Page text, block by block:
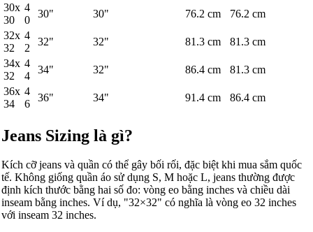
30x
30
4
0
30" 30" 76.2 cm 76.2 cm
32x
32
4
2
32" 32" 81.3cm 81.3cm
34x
32
4
4
34" 32" 86.4cm 81.3cm
36x
34
4
6
36" 34" 91.4cm 86.4cm
Jeans Sizing là gì?
Kích cỡ jeans và quần có thể gây bối rối, đặc biệt khi mua sắm quốc
tế. Không giống quần áo sử dụng S, M hoặc L, jeans thường được
định kích thước bằng hai số đo: vòng eo bằng inches và chiều dài
inseam bằng inches. Ví dụ, "32×32" có nghĩa là vòng eo 32 inches
với inseam 32 inches.